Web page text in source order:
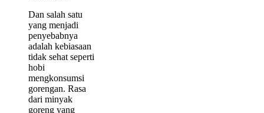
Dan salah satu
yang menjadi
penyebabnya
adalah kebiasaan
tidak sehat seperti
hobi
mengkonsumsi
gorengan. Rasa
dari minyak
goreng yang